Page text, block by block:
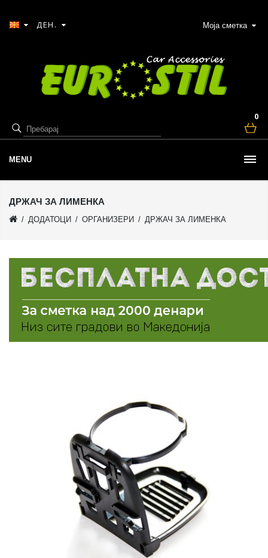
Моја сметка
0
ДЕН.
MENU
ДРЖАЧ ЗА ЛИМЕНКА
ДОДАТОЦИ ОРГАНИЗЕРИ ДРЖАЧ ЗА ЛИМЕНКА